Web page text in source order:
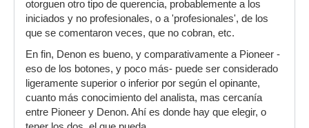
otorguen otro tipo de querencia, probablemente a los
iniciados y no profesionales, o a 'profesionales', de los
que se comentaron veces, que no cobran, etc.
En fin, Denon es bueno, y comparativamente a Pioneer -
eso de los botones, y poco más- puede ser considerado
ligeramente superior o inferior por según el opinante,
cuanto más conocimiento del analista, mas cercanía
entre Pioneer y Denon. Ahí es donde hay que elegir, o